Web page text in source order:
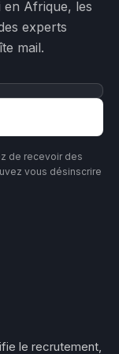
en Afrique, les
experts
mail.
de recevoir des
vous désinscrire
le recrutement,